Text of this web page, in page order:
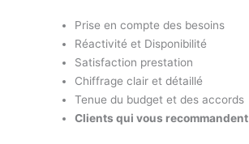
Prise en compte des besoins
Réactivité et Disponibilité
Satisfaction prestation
Chiffrage clair et détaillé
Tenue du budget et des accords
Clients qui vous recommandent